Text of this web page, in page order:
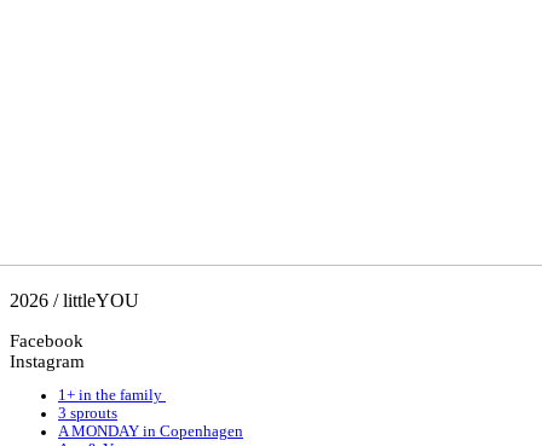
2026 / littleYOU
Facebook
Instagram
1+ in the family
3 sprouts
A MONDAY in Copenhagen